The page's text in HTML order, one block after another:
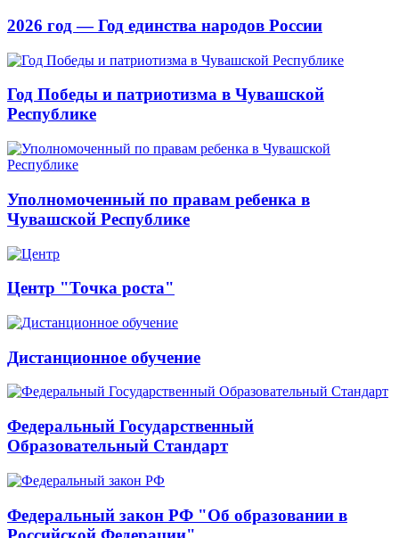
2026 год — Год единства народов России
Год Победы и патриотизма в Чувашской
Республике
Уполномоченный по правам ребенка в
Чувашской Республике
Центр "Точка роста"
Дистанционное обучение
Федеральный Государственный
Образовательный Стандарт
Федеральный закон РФ "Об образовании в